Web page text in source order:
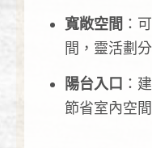
寬敞空間 ：
間，靈活劃
陽台入口 ：
節省室內空間